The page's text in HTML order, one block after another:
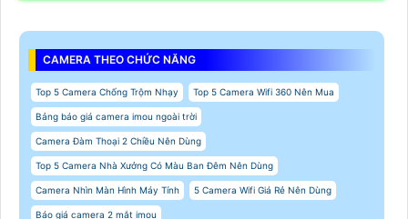
CAMERA THEO CHỨC NĂNG
Top 5 Camera Chống Trộm Nhạy Top 5 Camera Wifi 360 Nên Mua
Bảng báo giá camera imou ngoài trời
Camera Đàm Thoại 2 Chiều Nên Dùng
Top 5 Camera Nhà Xưởng Có Màu Ban Đêm Nên Dùng
Camera Nhìn Màn Hình Máy Tính 5 Camera Wifi Giá Rẻ Nên Dùng
Báo giá camera 2 mắt imou